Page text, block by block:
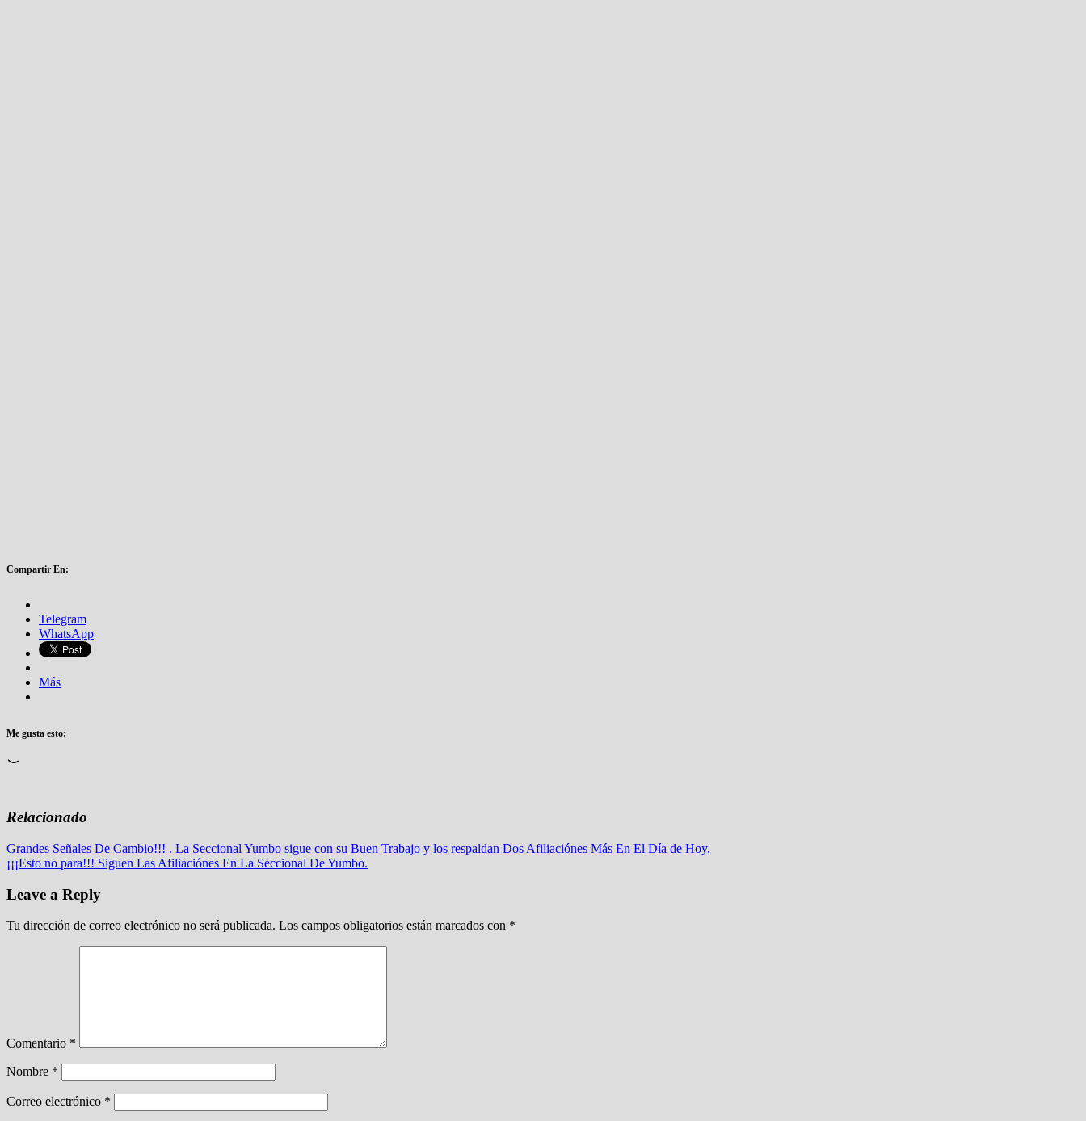
Compartir En:
Telegram
WhatsApp
Más
Me gusta esto:
Relacionado
Navegación
de
entradas
Previous
Post:
Grandes Señales De Cambio!!! . La Seccional Yumbo sigue con su Buen Trabajo y los respaldan Dos Afiliaciónes Más En El Día de Hoy.
Next
¡¡¡Esto no para!!! Siguen Las Afiliaciónes En La Seccional De Yumbo.
Leave a Reply
Tu dirección de correo electrónico no será publicada. Los campos obligatorios están marcados con *
Comentario *
Nombre *
Correo electrónico *